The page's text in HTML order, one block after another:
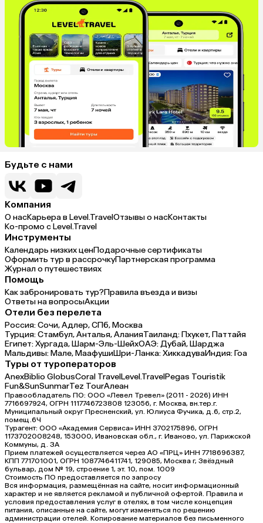
Будьте с нами
Компания
О насКарьера в Level.TravelОтзывы о насКонтакты
Ко-промо с Level.Travel
Инструменты
Календарь низких ценПодарочные сертификаты
Оформить тур в рассрочкуПартнерская программа
Журнал о путешествиях
Помощь
Как забронировать тур?Правила въезда и визы
Ответы на вопросыАкции
Отели без перелета
Россия:Сочи,Адлер,СПб,Москва
Турция:Стамбул,Анталья,АланияТаиланд:Пхукет,Паттайя
Египет:Хургада,Шарм-Эль-ШейхОАЭ:Дубай,Шарджа
Мальдивы:Мале,МаафушиШри-Ланка:ХиккадуваИндия:Гоа
Туры от туроператоров
AnexBiblio GlobusCoral TravelLevel.TravelPegas Touristik
Fun&SunSunmarTez TourАлеан
Правообладатель ПО: ООО «Левел Тревел» (2011 - 2026) ИНН
7716697924, ОГРН 1117746723808 123056, г. Москва, вн.тер.г.
Муниципальный округ Пресненский, ул. Юлиуса Фучика, д.6, стр.2,
помещ.6Ч
Турагент: ООО «Академия Сервиса» ИНН 3702175896, ОГРН
1173702008248, 153000, Ивановская обл., г. Иваново, ул. Парижской
Коммуны, д. ЗА
Прием платежей осуществляется через АО «ПРЦ» ИНН 7718696387,
КПП 771701001, ОГРН 1087746411741, 129085, Москва г, Звёздный
бульвар, дом № 19, строение 1, эт. 10, пом. 1009
Стоимость ПО предоставляется по запросу
Вся информация, размещённая на сайте, носит информационный
характер и не является рекламой и публичной офертой. Правила и
условия предоставления услуг в отелях, в том числе концепция
питания, описанные на сайте, могут изменяться по решению
администрации отелей. Копирование материалов без письменного